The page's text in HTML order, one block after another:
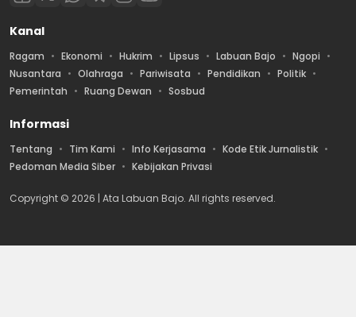
Kanal
Ragam Ekonomi Hukrim Lipsus Labuan Bajo
Ngopi
Nusantara
Olahraga Pariwisata Pendidikan
Politik
Pemerintah
Ruang Dewan Sosbud
Informasi
Tentang Tim Kami Info Kerjasama
Kode Etik Jurnalistik
Pedoman Media Siber
Kebijakan Privasi
Copyright © 2026 | Ata Labuan Bajo. All rights reserved.